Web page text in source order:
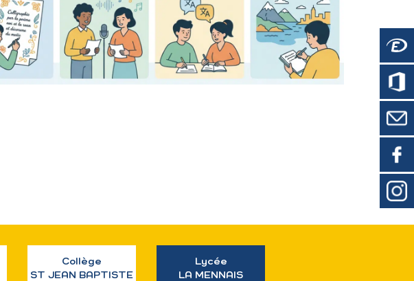
Collège
ST JEAN BAPTISTE
Lycée
LA MENNAIS